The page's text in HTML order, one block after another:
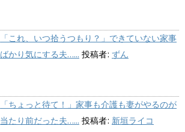
「これ、いつ拾うつもり？」できていない家事
ばかり気にする夫…... 投稿者: ずん
「ちょっと待て！」家事も介護も妻がやるのが
当たり前だった夫…... 投稿者: 新垣ライコ